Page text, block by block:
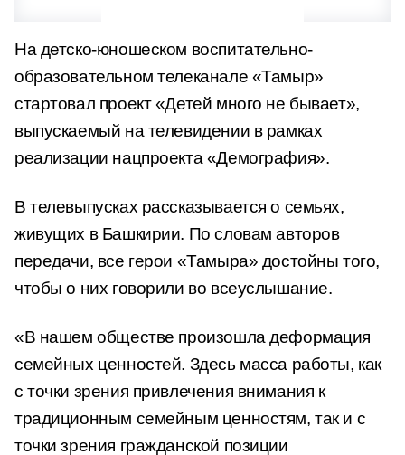
На детско-юношеском воспитательно-
образовательном телеканале «Тамыр»
стартовал проект «Детей много не бывает»,
выпускаемый на телевидении в рамках
реализации нацпроекта «Демография».
В телевыпусках рассказывается о семьях,
живущих в Башкирии. По словам авторов
передачи, все герои «Тамыра» достойны того,
чтобы о них говорили во всеуслышание.
«В нашем обществе произошла деформация
семейных ценностей. Здесь масса работы, как
с точки зрения привлечения внимания к
традиционным семейным ценностям, так и с
точки зрения гражданской позиции